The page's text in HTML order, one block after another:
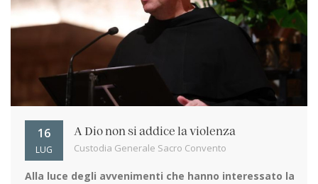
16
LUG
A Dio non si addice la violenza
Custodia Generale Sacro Convento
Alla luce degli avvenimenti che hanno interessato la